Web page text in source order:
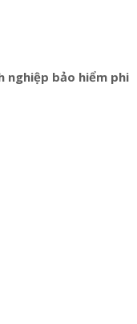
nghiệp bảo hiểm phi